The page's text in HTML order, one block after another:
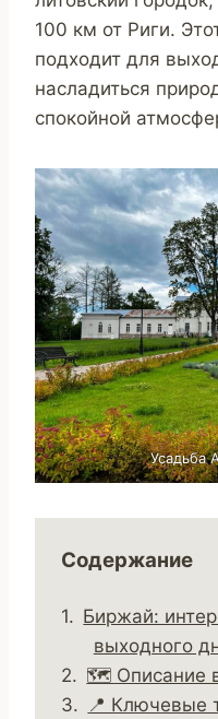
100 км от Риги.
подходит для
насладиться
спокойной
Усадьба
Содержание
Биржай:
выходного
🗺️ Описание
📍 Ключевые